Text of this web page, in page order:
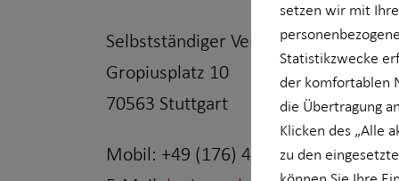
Selbstständiger Vertriebspartner für
Gropiusplatz 10
70563 Stuttgart
Mobil: +49 (176) 41164991
setzen wir mit
Statistikzwecke
der komfortablen
die Übertragung
Klicken des „Alle
zu den